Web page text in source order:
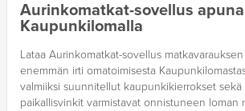
Aurinkomatkat-sovellus
Kaupunkilomalla
Lataa Aurinkomatkat-sovellus
enemmän irti omatoimisesta
valmiiksi suunnitellut kaupunkikierrokset
paikallisvinkit varmistavat onnistuneen loman